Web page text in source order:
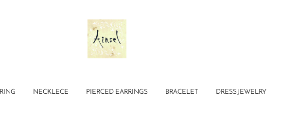
RING NECKLECE PIERCED EARRINGS BRACELET DRESS JEWELRY